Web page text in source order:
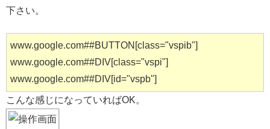
下さい。
www.google.com##BUTTON[class="vspib"]
www.google.com##DIV[class="vspi"]
www.google.com##DIV[id="vspb"]
こんな感じになっていればOK。